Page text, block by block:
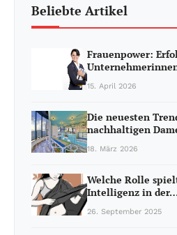
Beliebte Artikel
Frauenpower:
15. April 2026
Die neuesten
nachhaltigen
18. März 2026
Welche Rolle
Intelligenz in
26. September 2025